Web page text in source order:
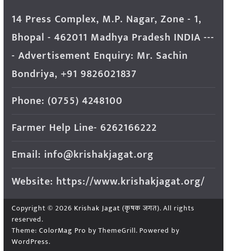
14 Press Complex, M.P. Nagar, Zone - 1,
Bhopal - 462011 Madhya Pradesh INDIA ---
- Advertisement Enquiry: Mr. Sachin
Bondriya, +91 9826021837
Phone: (0755) 4248100
Farmer Help Line- 6262166222
Email: info@krishakjagat.org
Website: https://www.krishakjagat.org/
Copyright © 2026 Krishak Jagat (कृषक जगत). All rights
reserved.
Theme: ColorMag Pro by ThemeGrill. Powered by
WordPress.